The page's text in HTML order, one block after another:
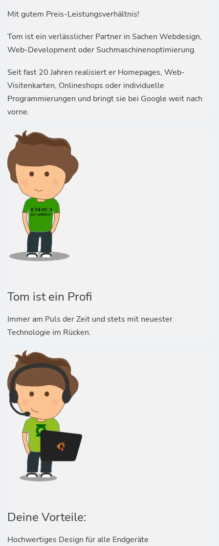
Mit gutem Preis-Leistungsverhältnis!
Tom ist ein verlässlicher Partner in Sachen Webdesign,
Web-Development oder Suchmaschinenoptimierung.
Seit fast 20 Jahren realisiert er Homepages, Web-
Visitenkarten, Onlineshops oder individuelle
Programmierungen und bringt sie bei Google weit nach
vorne.
Tom ist ein Profi
Immer am Puls der Zeit und stets mit neuester
Technologie im Rücken.
Deine Vorteile:
Hochwertiges Design für alle Endgeräte